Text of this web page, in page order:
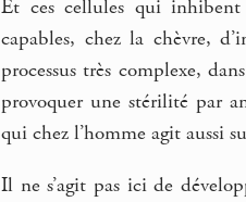
Et ces cellules qui inhibent
capables, chez la chèvre,
processus très complexe,
provoquer une stérilité par
qui chez l’homme agit aussi
Il ne s’agit pas ici de